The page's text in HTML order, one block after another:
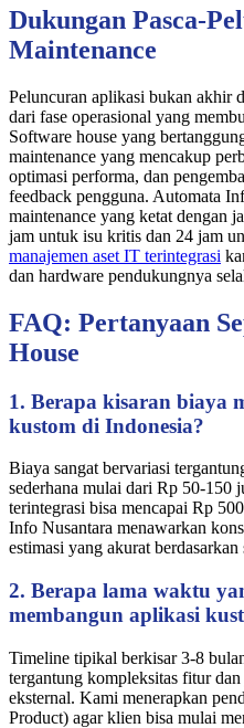
Dukungan Pasca-
Maintenance
Peluncuran aplikasi bukan akhir
dari fase operasional yang
Software house yang
maintenance yang mencakup
optimasi performa, dan
feedback pengguna. Automata
maintenance yang ketat dengan
jam untuk isu kritis dan 24 jam
manajemen aset IT terintegrasi
dan hardware pendukungnya
FAQ: Pertanyaan
House
1. Berapa kisaran biaya
kustom di Indonesia?
Biaya sangat bervariasi
sederhana mulai dari Rp 50-150
terintegrasi bisa mencapai Rp
Info Nusantara menawarkan
estimasi yang akurat
2. Berapa lama waktu
membangun aplikasi
Timeline tipikal berkisar 3-8
tergantung kompleksitas fitur
eksternal. Kami menerapkan
Product) agar klien bisa mulai